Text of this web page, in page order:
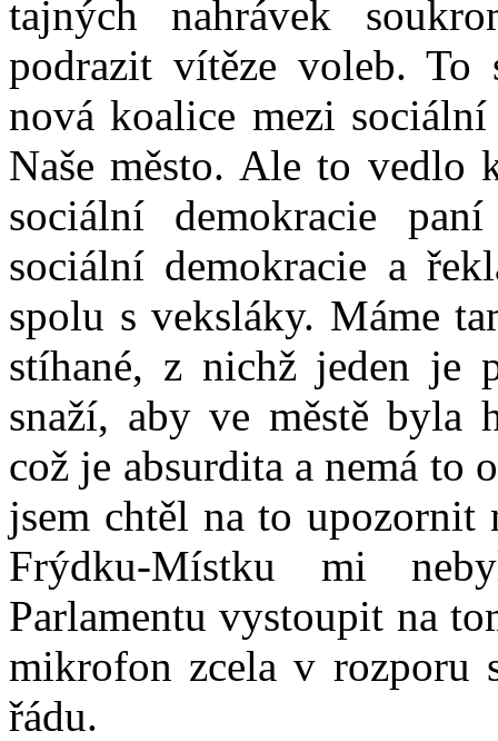
tajných nahrávek
podrazit vítěze voleb.
nová koalice mezi
Naše město. Ale to vedlo
sociální demokracie
sociální demokracie a
spolu s veksláky. Máme
stíhané, z nichž jeden je
snaží, aby ve městě byla
což je absurdita a nemá to
jsem chtěl na to upozornit
Frýdku-Místku mi
Parlamentu vystoupit na
mikrofon zcela v rozporu
řádu.